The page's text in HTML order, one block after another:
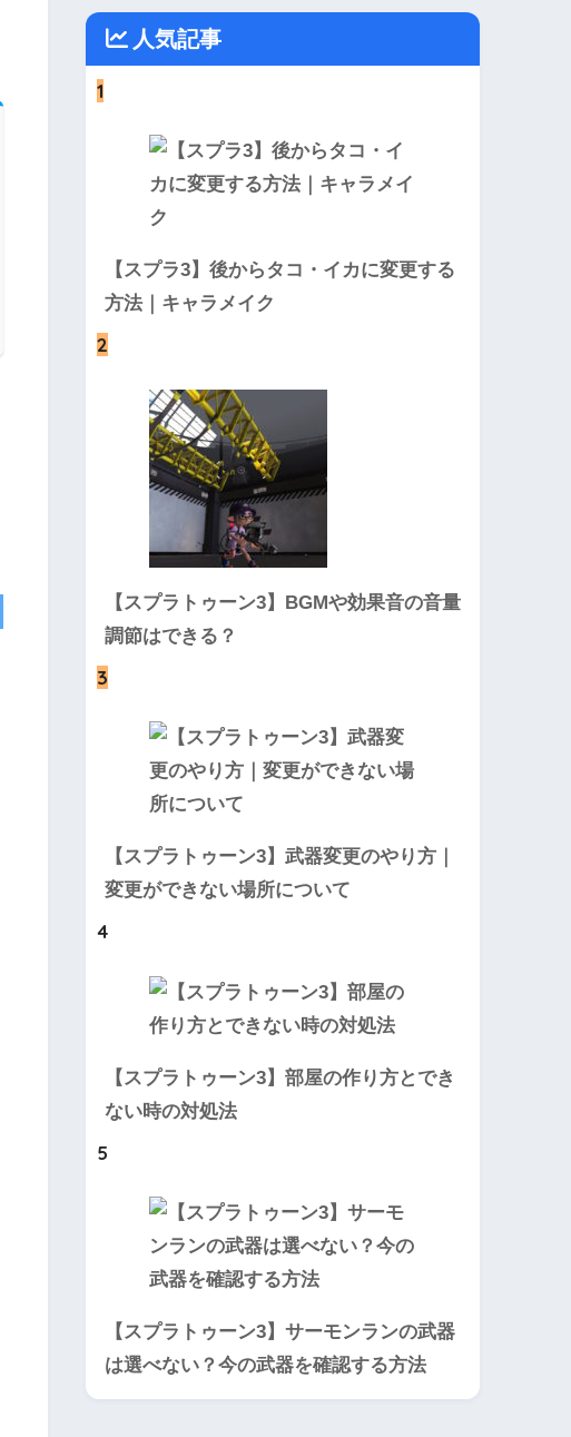
人気記事
1
【スプラ3】後からタコ・イカに変更する
方法｜キャラメイク
2
【スプラトゥーン3】BGMや効果音の音量
調節はできる？
3
【スプラトゥーン3】武器変更のやり方｜
変更ができない場所について
4
【スプラトゥーン3】部屋の作り方とでき
ない時の対処法
5
【スプラトゥーン3】サーモンランの武器
は選べない？今の武器を確認する方法